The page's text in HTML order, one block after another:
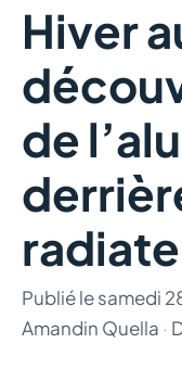
Hiver
de
Publié lesamedi
Amandin Quella ·